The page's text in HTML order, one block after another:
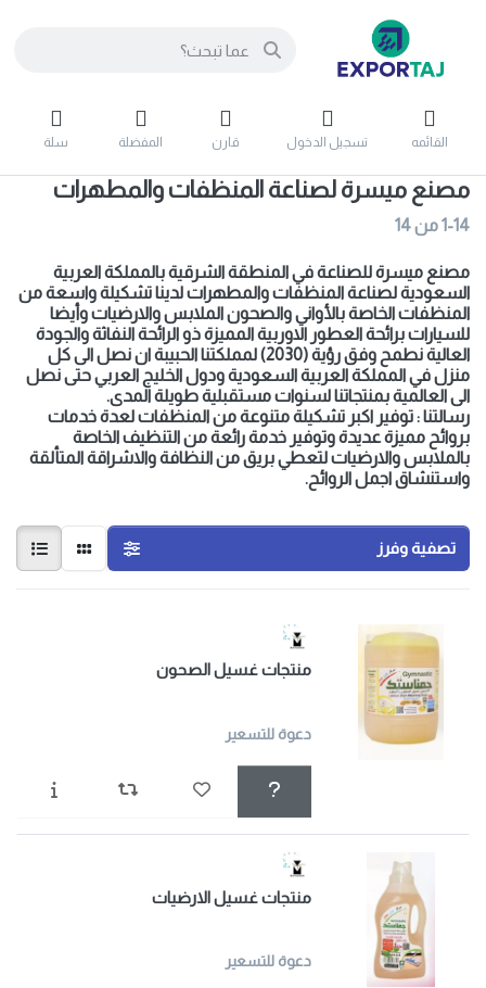
القائمه تسجيل الدخول قارن المفضلة سلة
مصنع ميسرة لصناعة المنظفات والمطهرات
1-14من14
مصنع ميسرة للصناعة في المنطقة الشرقية بالمملكة العربية
السعودية لصناعة المنظفات والمطهرات لدينا تشكيلة واسعة من
المنظفات الخاصة بالأواني والصحون الملابس والارضيات وأيضا
للسيارات برائحة العطور الاوربية المميزة ذو الرائحة النفاثة والجودة
العالية نطمح وفق رؤية (2030) لمملكتنا الحبيبة ان نصل الى كل
منزل في المملكة العربية السعودية ودول الخليج العربي حتى نصل
الى العالمية بمنتجاتنا لسنوات مستقبلية طويلة المدى.
رسالتنا : توفير اكبر تشكيلة متنوعة من المنظفات لعدة خدمات
بروائح مميزة عديدة وتوفير خدمة رائعة من التنظيف الخاصة
بالملابس والارضيات لتعطي بريق من النظافة والاشراقة المتألقة
واستنشاق اجمل الروائح.
تصفية وفرز
منتجات غسيل الصحون
دعوة للتسعير
منتجات غسيل الارضيات
دعوة للتسعير